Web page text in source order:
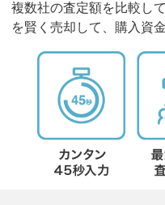
複数社の査定額を比較し
を賢く売却して、購入資